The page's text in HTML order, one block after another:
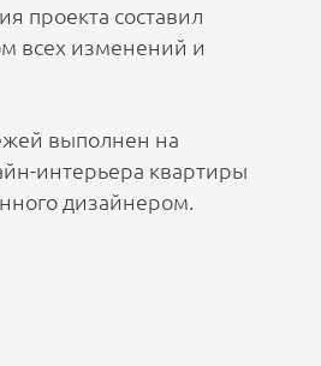
проекта составил
всех изменений и
выполнен на
интерьера квартиры
дизайнером.